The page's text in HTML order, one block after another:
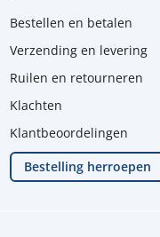
Bestellen en betalen
Verzending en levering
Ruilen en retourneren
Klachten
Klantbeoordelingen
Bestelling herroepen